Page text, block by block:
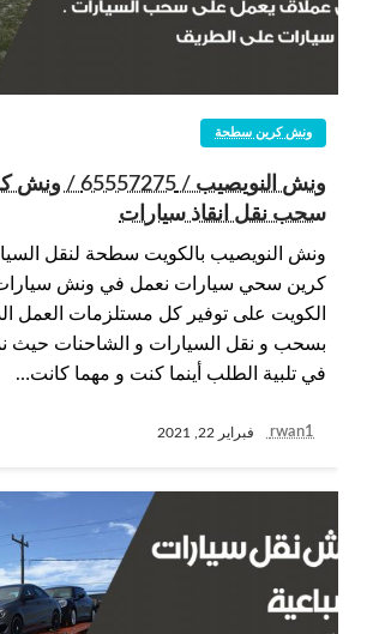
ونش كرين سطحة
ونش النويصيب /
سحب نقل انقاذ سيارات
ونش النويصيب بالكويت سطحة لنقل
كرين سحي سيارات نعمل في ونش
الكويت على توفير كل مستلزمات العمل
بسحب و نقل السيارات و الشاحنات حيث
في تلبية الطلب أينما كنت و مهما كانت…
rwan1 فبراير 22, 2021